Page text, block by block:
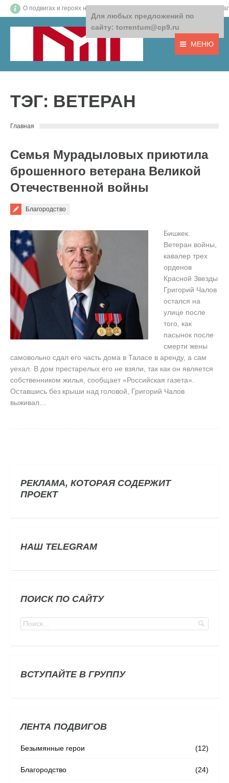
О подвигах и героях нашего времени! О том, что важно! О
МЕНЮ
ТЭГ: ВЕТЕРАН
You are here:
Главная
Семья Мурадыловых приютила
брошенного ветерана Великой
Отечественной войны
Благородство
Бишкек.
Ветеран войны,
кавалер трех
орденов
Красной Звезды
Григорий Чалов
остался на
улице после
того, как
пасынок после
смерти жены
самовольно сдал его часть дома в Таласе в аренду, а сам
уехал. В дом престарелых его не взяли, так как он является
собственником жилья, сообщает «Российская газета».
Оставшись без крыши над головой, Григорий Чалов
выживал…
РЕКЛАМА, КОТОРАЯ СОДЕРЖИТ
ПРОЕКТ
НАШ TELEGRAM
ПОИСК ПО САЙТУ
ВСТУПАЙТЕ В ГРУППУ
ЛЕНТА ПОДВИГОВ
(12)
Безымянные герои
(24)
Благородство
Для любых предложений по
сайту: torrentum@cp9.ru